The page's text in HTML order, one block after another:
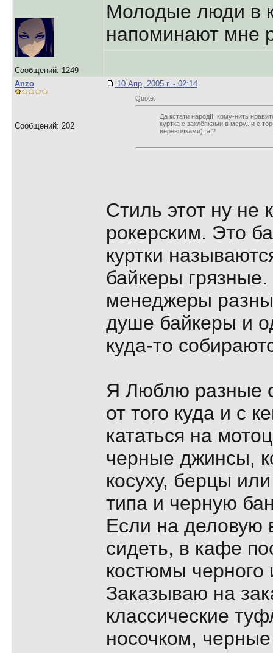
Сообщений: 1249
Молодые люди в
напоминают мне
Anzo
Сообщений: 202
10 Апр, 2005 г. - 02:14
Quote:
Да кстати народ!!! кому-нить
куртка с заклёпками в меру...и с
верёвочками)..а ?
Стиль этот ну не
рокерским. Это
куртки
байкеры
менеджеры
душе байкеры и
куда-то
Я Люблю разные
от того куда и с
кататься на
черные джинсы,
косуху, берцы
типа и черную
Если на деловую
сидеть, в кафе
костюмы черного
Заказываю на
классические
носочком,